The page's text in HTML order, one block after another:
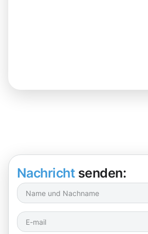
Nachricht senden: